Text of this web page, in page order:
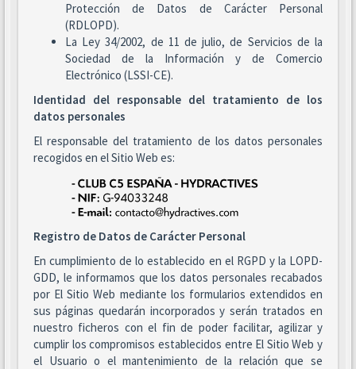
Protección de Datos de Carácter Personal
(RDLOPD).
La Ley 34/2002, de 11 de julio, de Servicios de la
Sociedad de la Información y de Comercio
Electrónico (LSSI-CE).
Identidad del responsable del tratamiento de los
datos personales
El responsable del tratamiento de los datos personales
recogidos en el Sitio Web es:
Registro de Datos de Carácter Personal
En cumplimiento de lo establecido en el RGPD y la LOPD-
GDD, le informamos que los datos personales recabados
por El Sitio Web mediante los formularios extendidos en
sus páginas quedarán incorporados y serán tratados en
nuestro ficheros con el fin de poder facilitar, agilizar y
cumplir los compromisos establecidos entre El Sitio Web y
el Usuario o el mantenimiento de la relación que se